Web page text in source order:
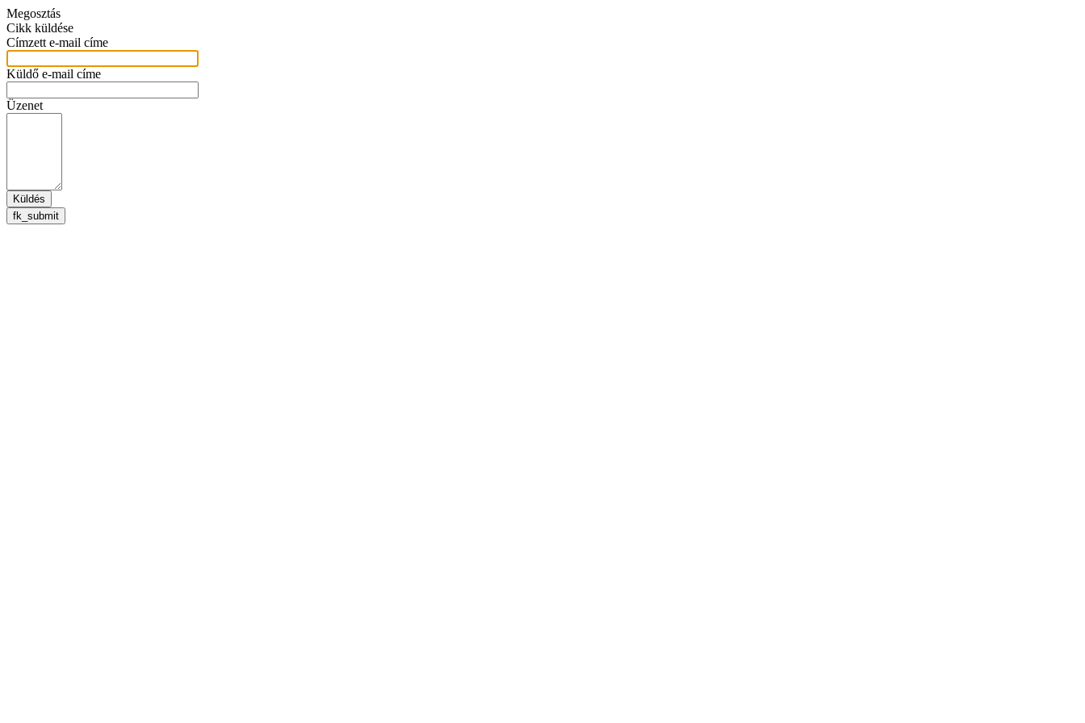
Megosztás
Cikk küldése
Címzett e-mail címe
Küldő e-mail címe
Üzenet